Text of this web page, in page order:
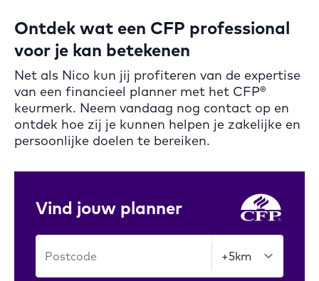
Ontdek wat een CFP professional
voor je kan betekenen
Net als Nico kun jij profiteren van de expertise
van een financieel planner met het CFP®
keurmerk. Neem vandaag nog contact op en
ontdek hoe zij je kunnen helpen je zakelijke en
persoonlijke doelen te bereiken.
Vind jouw planner